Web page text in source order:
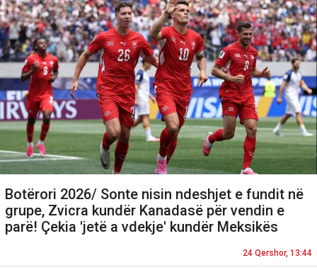
Botërori 2026/ Sonte nisin ndeshjet e fundit në
grupe, Zvicra kundër Kanadasë për vendin e
parë! Çekia 'jetë a vdekje' kundër Meksikës
24 Qershor, 13:44